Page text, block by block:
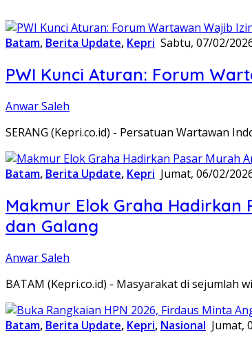
Batam, Berita Update, Kepri Sabtu, 07/02/
PWI Kunci Aturan: Forum
Anwar Saleh
SERANG (Kepri.co.id) - Persatuan Wartawan
Batam, Berita Update, Kepri Jumat, 06/02/
Makmur Elok Graha
dan Galang
Anwar Saleh
BATAM (Kepri.co.id) - Masyarakat di sejumlah
Batam, Berita Update, Kepri, Nasional Jumat,